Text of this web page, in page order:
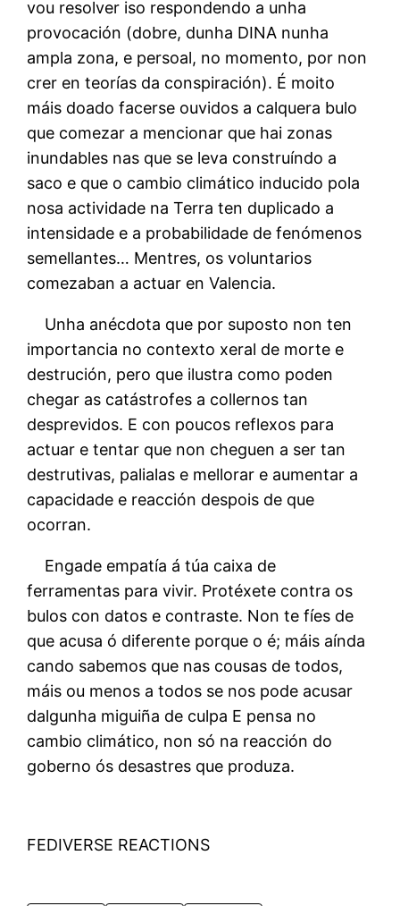
vou resolver iso respondendo a unha
provocación (dobre, dunha DINA nunha
ampla zona, e persoal, no momento, por non
crer en teorías da conspiración). É moito
máis doado facerse ouvidos a calquera bulo
que comezar a mencionar que hai zonas
inundables nas que se leva construíndo a
saco e que o cambio climático inducido pola
nosa actividade na Terra ten duplicado a
intensidade e a probabilidade de fenómenos
semellantes… Mentres, os voluntarios
comezaban a actuar en Valencia.
Unha anécdota que por suposto non ten
importancia no contexto xeral de morte e
destrución, pero que ilustra como poden
chegar as catástrofes a collernos tan
desprevidos. E con poucos reflexos para
actuar e tentar que non cheguen a ser tan
destrutivas, palialas e mellorar e aumentar a
capacidade e reacción despois de que
ocorran.
Engade empatía á túa caixa de
ferramentas para vivir. Protéxete contra os
bulos con datos e contraste. Non te fíes de
que acusa ó diferente porque o é; máis aínda
cando sabemos que nas cousas de todos,
máis ou menos a todos se nos pode acusar
dalgunha miguiña de culpa E pensa no
cambio climático, non só na reacción do
goberno ós desastres que produza.
FEDIVERSE REACTIONS